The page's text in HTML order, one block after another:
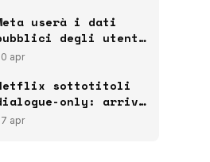
userà i dati
degli utenti
per addestrare la
AI
apr
sottotitoli
only: arriva
funzione più
apr